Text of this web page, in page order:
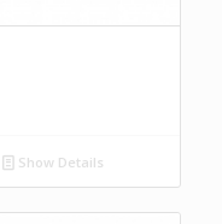
Show Details